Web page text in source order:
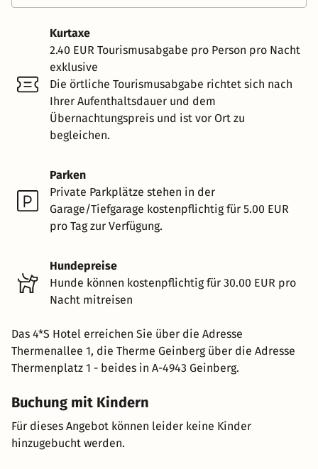
Kurtaxe
2.40 EUR Tourismusabgabe pro Person pro Nacht
exklusive
Die örtliche Tourismusabgabe richtet sich nach
Ihrer Aufenthaltsdauer und dem
Übernachtungspreis und ist vor Ort zu
begleichen.
Parken
Private Parkplätze stehen in der
Garage/Tiefgarage kostenpflichtig für 5.00 EUR
pro Tag zur Verfügung.
Hundepreise
Hunde können kostenpflichtig für 30.00 EUR pro
Nacht mitreisen
Das 4*S Hotel erreichen Sie über die Adresse
Thermenallee 1, die Therme Geinberg über die Adresse
Thermenplatz 1 - beides in A-4943 Geinberg.
Buchung mit Kindern
Für dieses Angebot können leider keine Kinder
hinzugebucht werden.